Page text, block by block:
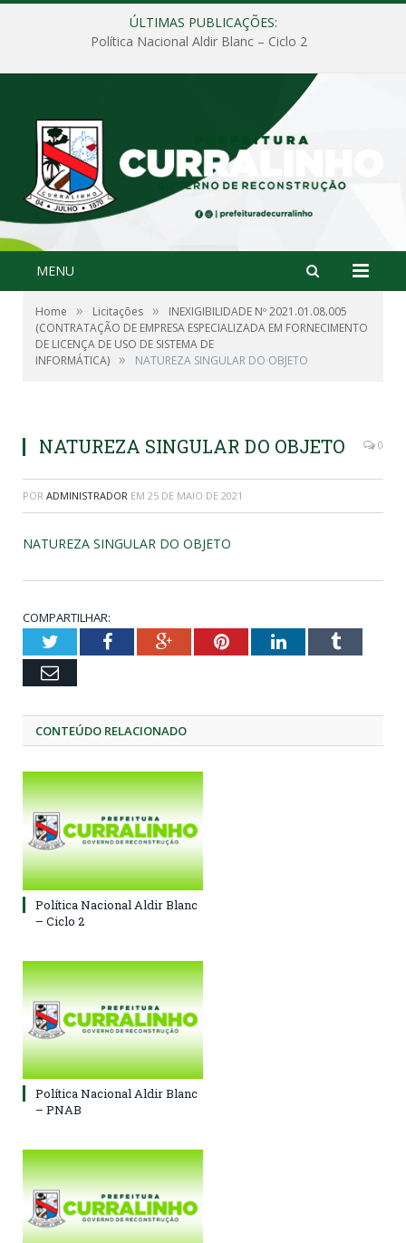
ÚLTIMAS PUBLICAÇÕES:
Política Nacional Aldir Blanc – Ciclo 2
MENU
Home » Licitações »
INEXIGIBILIDADE Nº 2021.01.08.005
(CONTRATAÇÃO DE EMPRESA ESPECIALIZADA EM FORNECIMENTO
DE LICENÇA DE USO DE SISTEMA DE
INFORMÁTICA) » NATUREZA SINGULAR DO OBJETO
NATUREZA SINGULAR DO OBJETO 0
POR ADMINISTRADOR EM 25 DE MAIO DE 2021
NATUREZA SINGULAR DO OBJETO
COMPARTILHAR:
TwitterFacebookGoogle+PinterestLinkedInTumblr
Email
CONTEÚDO RELACIONADO
Política Nacional Aldir Blanc
– Ciclo 2
Política Nacional Aldir Blanc
– PNAB